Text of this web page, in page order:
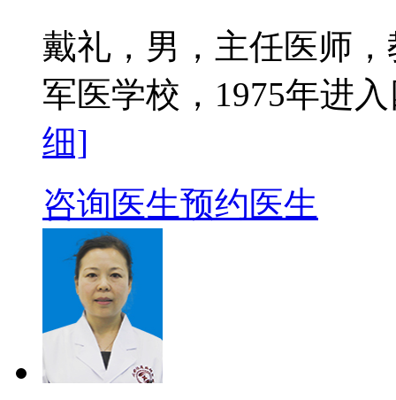
戴礼，男，主任医师
军医学校，1975年进
细]
咨询医生预约医生